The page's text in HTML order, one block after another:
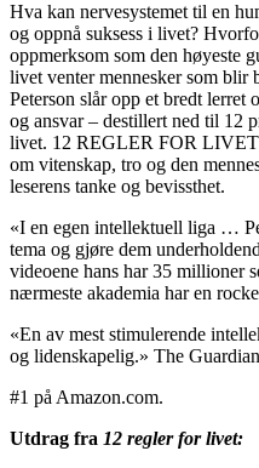
Hva kan nervesystemet til en
og oppnå suksess i livet?
oppmerksom som den høyeste
livet venter mennesker som blir
Peterson slår opp et bredt
og ansvar – destillert ned til 12
livet. 12 REGLER FOR LIVET
om vitenskap, tro og den
leserens tanke og bevissthet.
«I en egen intellektuell liga …
tema og gjøre dem
videoene hans har 35 millioner
nærmeste akademia har en
«En av mest stimulerende
og lidenskapelig.» The Guardian
#1 på Amazon.com.
Utdrag fra 12 regler for livet: